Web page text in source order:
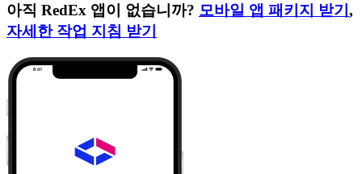
아직 RedEx 앱이 없습니까? 모바일 앱 패키지 받기 ,
자세한 작업 지침 받기